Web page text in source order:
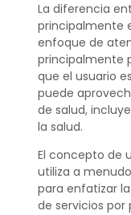
La diferencia
principalmente
enfoque de
principalmente
que el usuario
puede
de salud,
la salud.
El concepto de
utiliza a
para enfatizar
de servicios por